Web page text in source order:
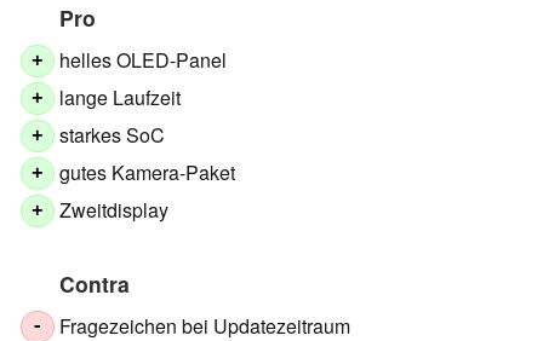
Pro
+ helles OLED-Panel
+ lange Laufzeit
+ starkes SoC
+ gutes Kamera-Paket
+ Zweitdisplay
Contra
- Fragezeichen bei Updatezeitraum